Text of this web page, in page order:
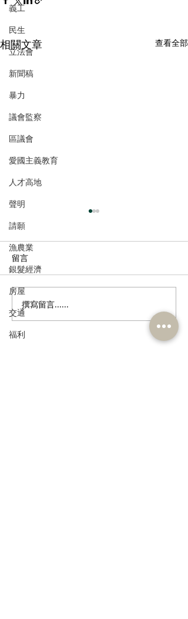
義工
民生
立法會
新聞稿
暴力
議會監察
區議會
愛國主義教育
人才高地
聲明
請願
漁農業
銀髮經濟
房屋
交通
福利
相關文章 查看全部
民建聯回應市區發現鱷魚
及檢獲大批瀕危動物
留言
撰寫留言......